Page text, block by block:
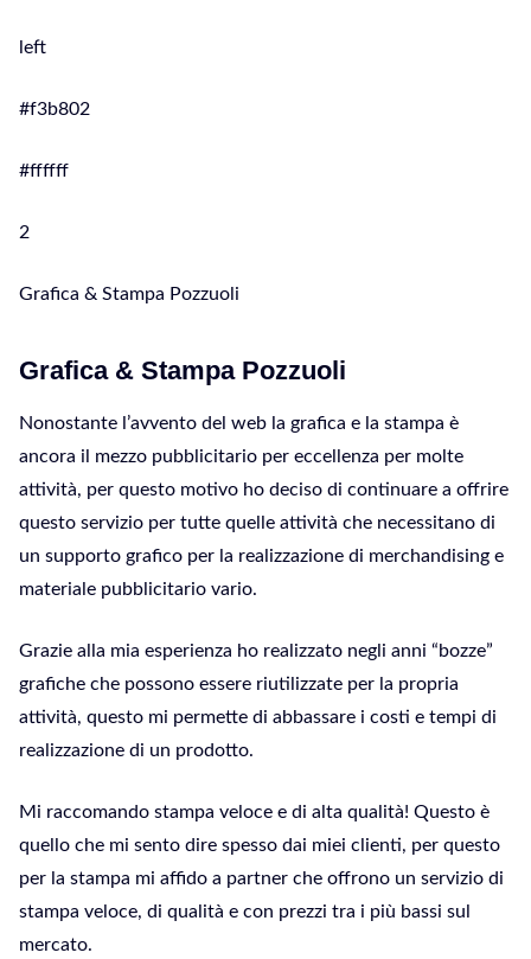
left
#f3b802
#ffffff
2
Grafica & Stampa Pozzuoli
Grafica & Stampa Pozzuoli
Nonostante l’avvento del web la grafica e la stampa è
ancora il mezzo pubblicitario per eccellenza per molte
attività, per questo motivo ho deciso di continuare a offrire
questo servizio per tutte quelle attività che necessitano di
un supporto grafico per la realizzazione di merchandising e
materiale pubblicitario vario.
Grazie alla mia esperienza ho realizzato negli anni “bozze”
grafiche che possono essere riutilizzate per la propria
attività, questo mi permette di abbassare i costi e tempi di
realizzazione di un prodotto.
Mi raccomando stampa veloce e di alta qualità! Questo è
quello che mi sento dire spesso dai miei clienti, per questo
per la stampa mi affido a partner che offrono un servizio di
stampa veloce, di qualità e con prezzi tra i più bassi sul
mercato.